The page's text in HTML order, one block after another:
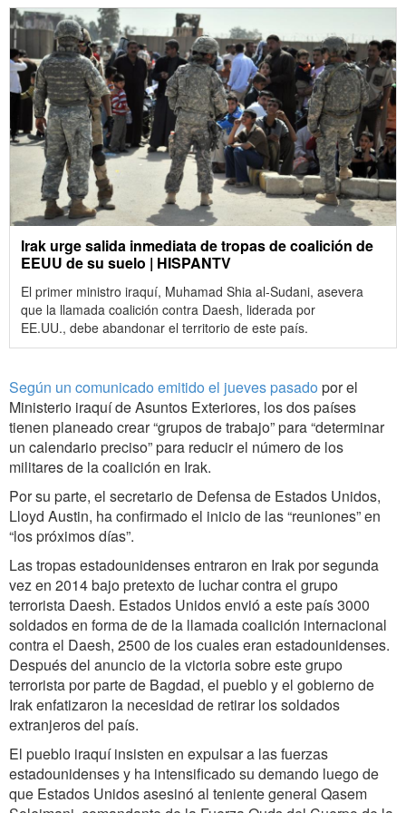
Irak urge salida inmediata de tropas de coalición de
EEUU de su suelo | HISPANTV
El primer ministro iraquí, Muhamad Shia al-Sudani, asevera
que la llamada coalición contra Daesh, liderada por
EE.UU., debe abandonar el territorio de este país.
Según un comunicado emitido el jueves pasado por el
Ministerio iraquí de Asuntos Exteriores, los dos países
tienen planeado crear “grupos de trabajo” para “determinar
un calendario preciso” para reducir el número de los
militares de la coalición en Irak.
Por su parte, el secretario de Defensa de Estados Unidos,
Lloyd Austin, ha confirmado el inicio de las “reuniones” en
“los próximos días”.
Las tropas estadounidenses entraron en Irak por segunda
vez en 2014 bajo pretexto de luchar contra el grupo
terrorista Daesh. Estados Unidos envió a este país 3000
soldados en forma de de la llamada coalición internacional
contra el Daesh, 2500 de los cuales eran estadounidenses.
Después del anuncio de la victoria sobre este grupo
terrorista por parte de Bagdad, el pueblo y el gobierno de
Irak enfatizaron la necesidad de retirar los soldados
extranjeros del país.
El pueblo iraquí insisten en expulsar a las fuerzas
estadounidenses y ha intensificado su demando luego de
que Estados Unidos asesinó al teniente general Qasem